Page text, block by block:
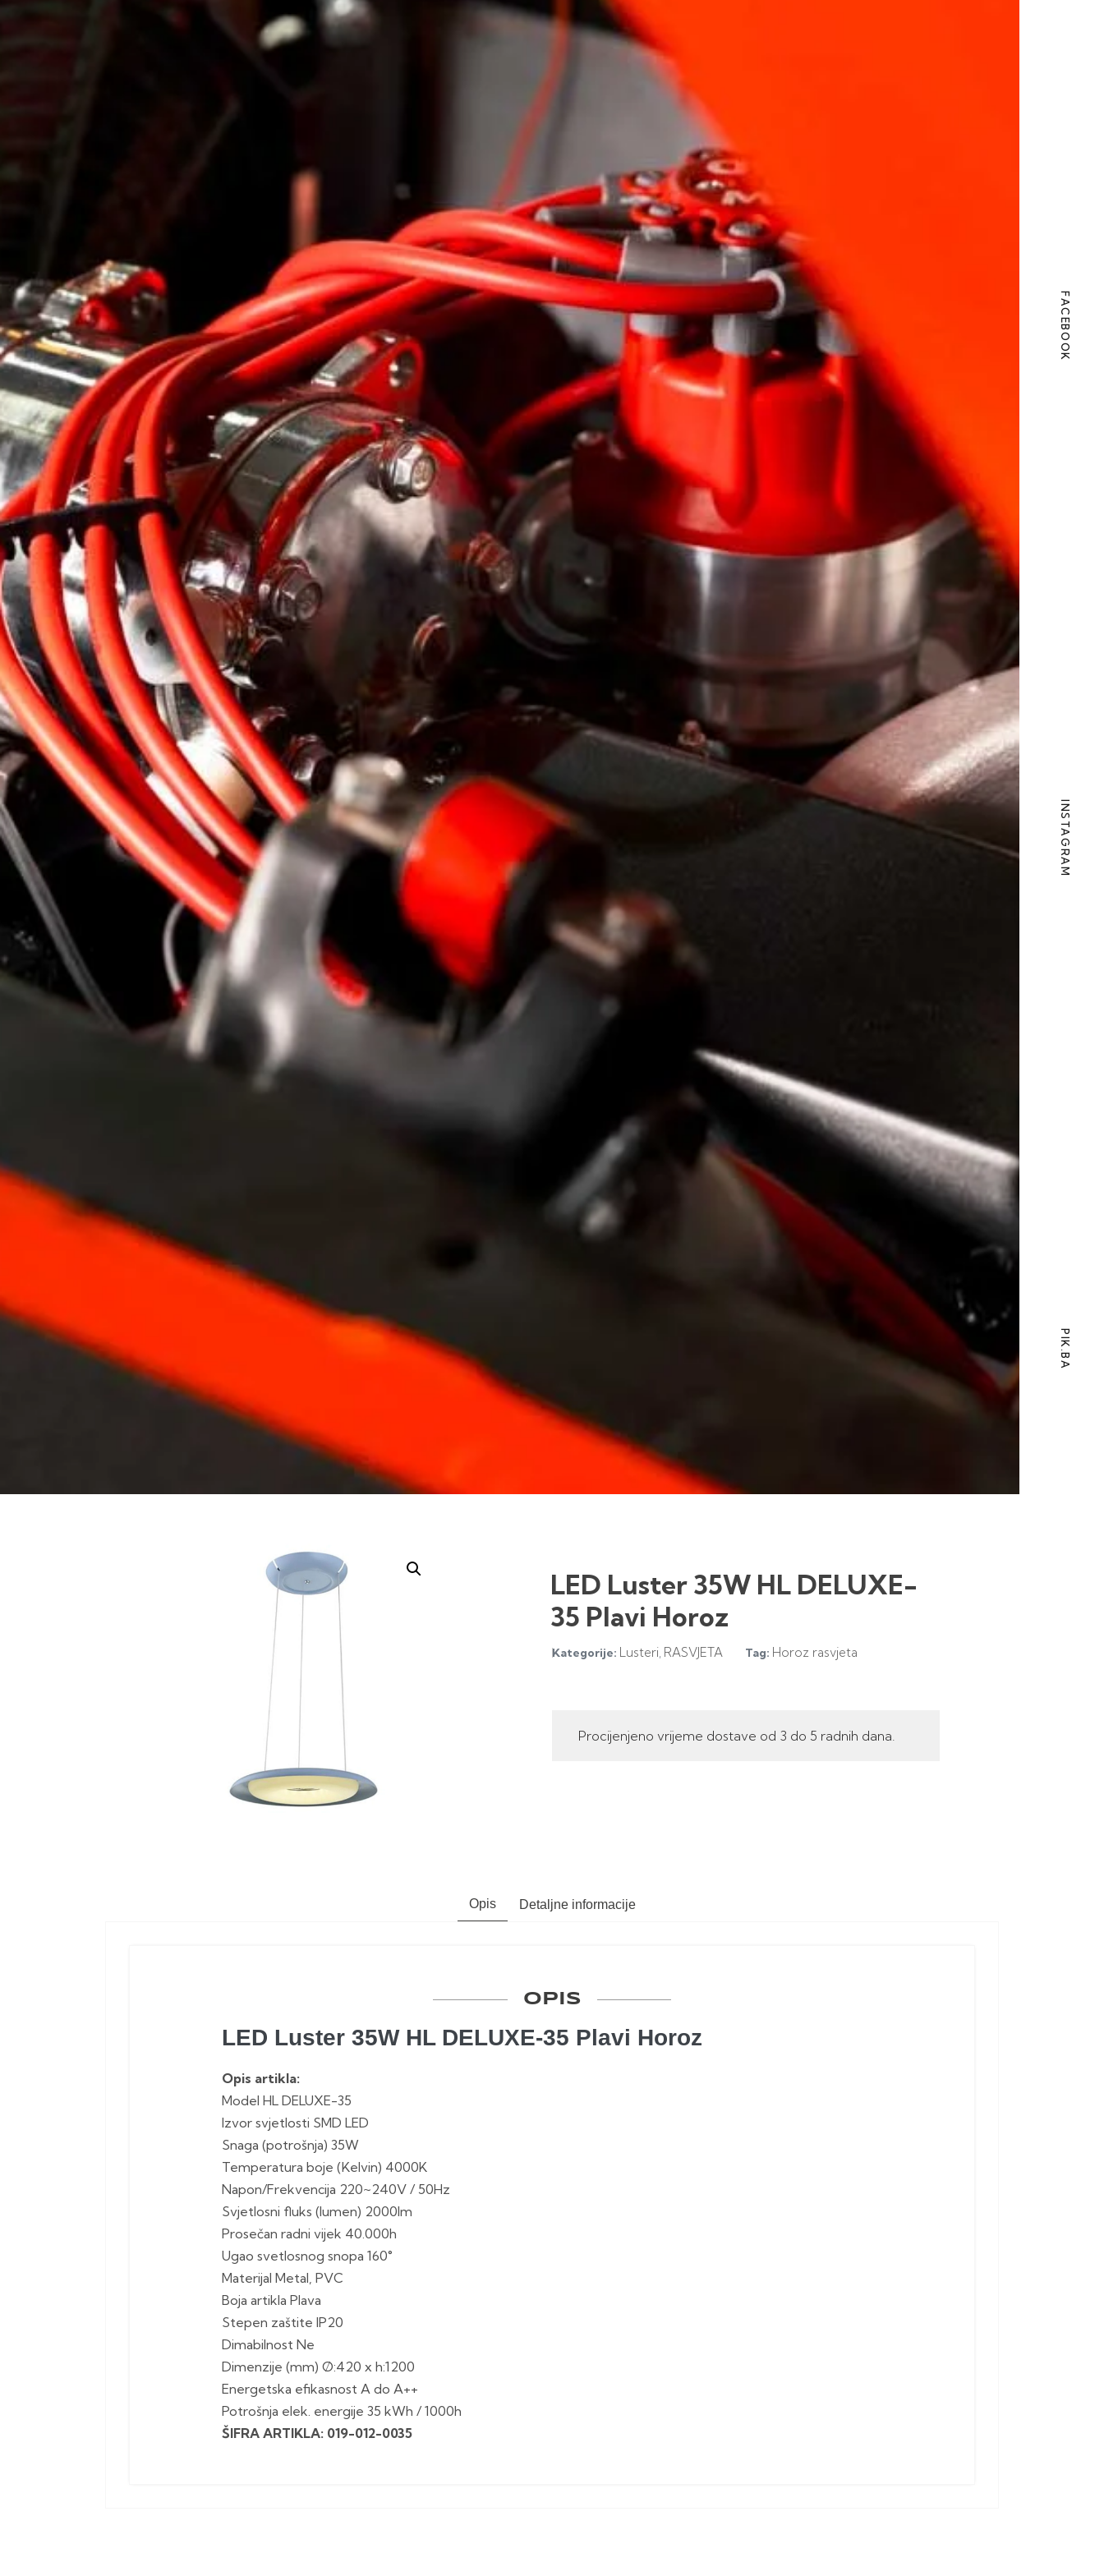
LED Luster 35W HL DELUXE-
35 Plavi Horoz
Kategorije: Lusteri, RASVJETA Tag: Horoz rasvjeta
Procijenjeno vrijeme dostave od 3 do 5 radnih dana.
Opis Detaljne informacije
OPIS
LED Luster 35W HL DELUXE-35 Plavi Horoz
Opis artikla:
Model HL DELUXE-35
Izvor svjetlosti SMD LED
Snaga (potrošnja) 35W
Temperatura boje (Kelvin) 4000K
Napon/Frekvencija 220~240V / 50Hz
Svjetlosni fluks (lumen) 2000lm
Prosečan radni vijek 40.000h
Ugao svetlosnog snopa 160°
Materijal Metal, PVC
Boja artikla Plava
Stepen zaštite IP20
Dimabilnost Ne
Dimenzije (mm) Ø:420 x h:1200
Energetska efikasnost A do A++
Potrošnja elek. energije 35 kWh / 1000h
ŠIFRA ARTIKLA: 019-012-0035
FACEBOOK
INSTAGRAM
PIK.BA